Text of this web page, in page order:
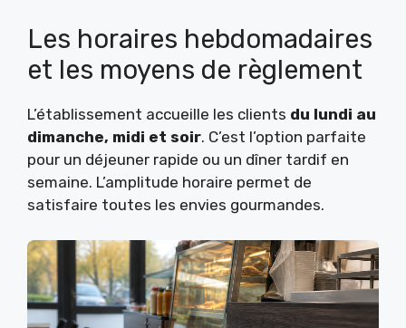
Les horaires hebdomadaires
et les moyens de règlement
L’établissement accueille les clients du lundi au
dimanche, midi et soir. C’est l’option parfaite
pour un déjeuner rapide ou un dîner tardif en
semaine. L’amplitude horaire permet de
satisfaire toutes les envies gourmandes.